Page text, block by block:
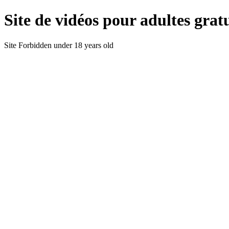
Site de vidéos pour adultes
Site Forbidden under 18 years old